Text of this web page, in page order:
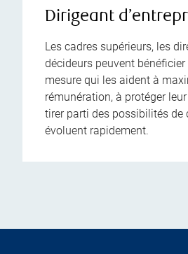
Dirigeant
Les cadres supérieurs, les
décideurs peuvent
mesure qui les aident à
rémunération, à protéger
tirer parti des possibilités de
évoluent rapidement.